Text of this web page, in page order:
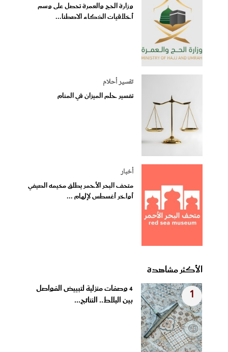
وزارة الحج والعمرة تحصل على وسم
أخلاقيات الذكاء الاصطنا...
تفسير أحلام
تفسير حلم الميزان في المنام
أخبار
متحف البحر الأحمر يطلق مخيمه الصيفي
أواخر أغسطس لإلهام ...
الأكثر مشاهدة
1
4 وصفات منزلية لتبييض الفواصل
بين البلاط.. النتائج...